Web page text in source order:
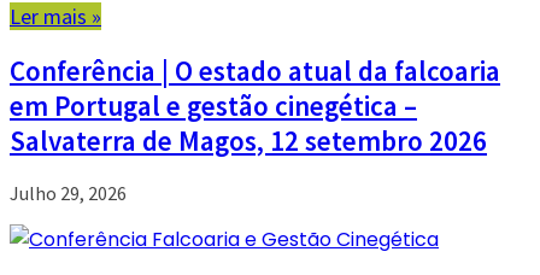
Ler mais »
Conferência | O estado atual da falcoaria
em Portugal e gestão cinegética –
Salvaterra de Magos, 12 setembro 2026
Julho 29, 2026